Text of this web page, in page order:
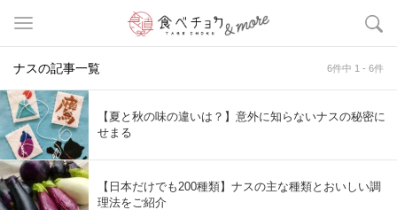
ナスの記事一覧 6件中 1 - 6件
【夏と秋の味の違いは？】意外に知らないナスの秘密に
せまる
【日本だけでも200種類】ナスの主な種類とおいしい調
理法をご紹介